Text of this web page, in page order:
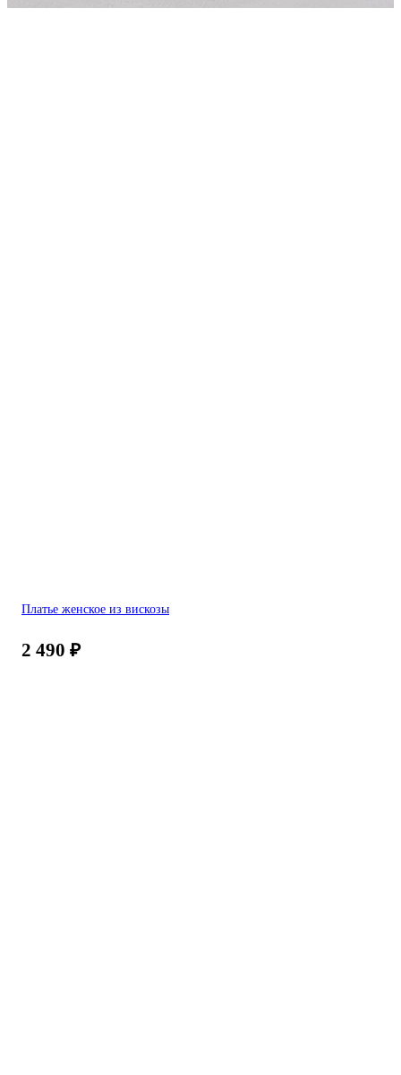
Платье женское из вискозы
2 490 ₽